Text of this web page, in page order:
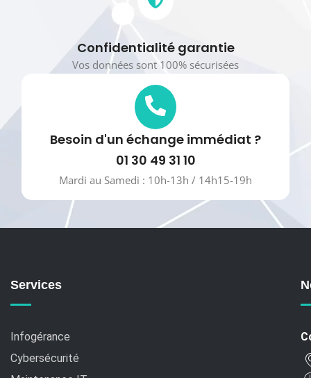
Confidentialité garantie
Vos données sont 100% sécurisées
Besoin d'un échange immédiat ?
01 30 49 31 10
Mardi au Samedi : 10h-13h / 14h15-19h
Services
Infogérance
Cybersécurité